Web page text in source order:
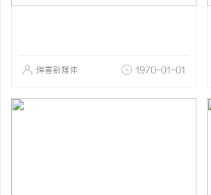
珲春新媒体 1970-01-01